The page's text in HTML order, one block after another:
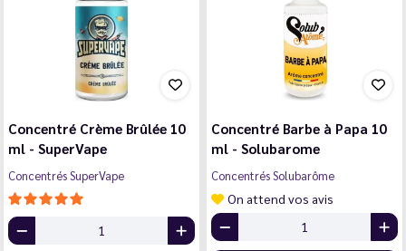
Concentré Crème Brûlée 10
ml - SuperVape
Concentrés SuperVape
Concentré Barbe à Papa 10
ml - Solubarome
Concentrés Solubarôme
On attend vos avis